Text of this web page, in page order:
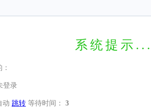
系统提示...
登录
动 跳转 等待时间： 3